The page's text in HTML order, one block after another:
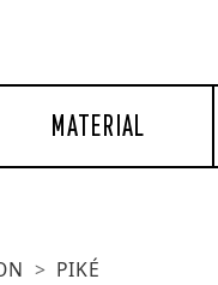
MATERIAL
PIKÉ